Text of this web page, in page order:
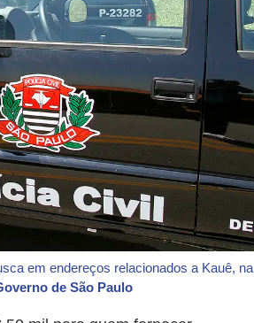
em endereços relacionados a Kauê, na
de São Paulo